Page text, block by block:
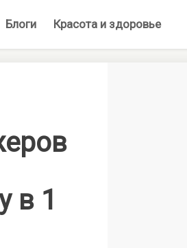
Блоги Красота и здоровье
в 1